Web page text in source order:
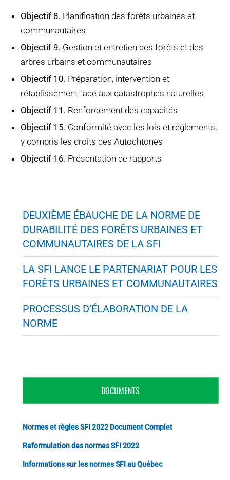
Objectif 8. Planification des forêts urbaines et
communautaires
Objectif 9. Gestion et entretien des forêts et des
arbres urbains et communautaires
Objectif 10. Préparation, intervention et
rétablissement face aux catastrophes naturelles
Objectif 11. Renforcement des capacités
Objectif 15. Conformité avec les lois et règlements,
y compris les droits des Autochtones
Objectif 16. Présentation de rapports
DEUXIÈME ÉBAUCHE DE LA NORME DE
DURABILITÉ DES FORÊTS URBAINES ET
COMMUNAUTAIRES DE LA SFI
LA SFI LANCE LE PARTENARIAT POUR LES
FORÊTS URBAINES ET COMMUNAUTAIRES
PROCESSUS D’ÉLABORATION DE LA
NORME
DOCUMENTS
Normes et règles SFI 2022 Document Complet
Reformulation des normes SFI 2022
Informations sur les normes SFI au Québec